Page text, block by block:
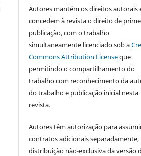
Autores mantém os direitos autorais
concedem à revista o direito de
publicação, com o trabalho
simultaneamente licenciado sob a
Commons Attribution Licenseque
permitindo o compartilhamento do
trabalho com reconhecimento da
do trabalho e publicação inicial nesta
revista.
Autores têm autorização para
contratos adicionais separadamente,
distribuição não-exclusiva da versão